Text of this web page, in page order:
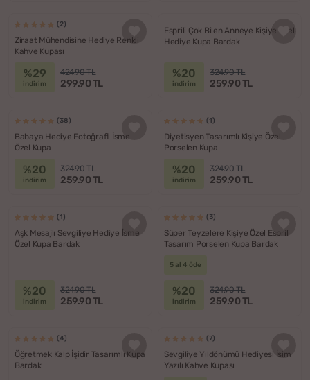
(2)
Ziraat Mühendisine Hediye Renkli
Kahve Kupası
%29
indirim
424.90 TL
299.90 TL
Esprili Çok Bilen Anneye Kişiye Özel
Hediye Kupa Bardak
%20
indirim
324.90 TL
259.90 TL
(38)
Babaya Hediye Fotoğraflı İsme
Özel Kupa
%20
indirim
324.90 TL
259.90 TL
(1)
Diyetisyen Tasarımlı Kişiye Özel
Porselen Kupa
%20
indirim
324.90 TL
259.90 TL
(1)
Aşk Mesajlı Sevgiliye Hediye İsme
Özel Kupa Bardak
%20
indirim
324.90 TL
259.90 TL
(3)
Süper Teyzelere Kişiye Özel Esprili
Tasarım Porselen Kupa Bardak
5 al 4 öde
%20
indirim
324.90 TL
259.90 TL
(4)
Öğretmek Kalp İşidir Tasarımlı Kupa
Bardak
(7)
Sevgiliye Yıldönümü Hediyesi İsim
Yazılı Kahve Kupası